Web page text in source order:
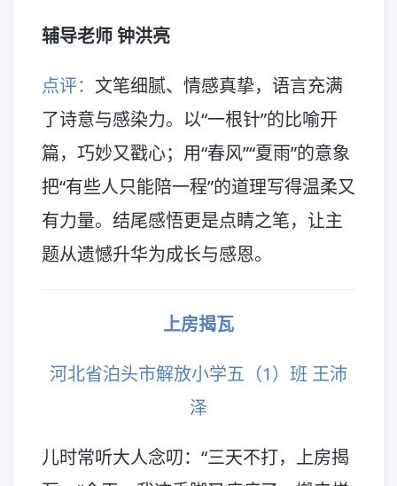
辅导老师 钟洪亮
点评： 文笔细腻、情感真挚，语言充满
了诗意与感染力。以“一根针”的比喻开
篇，巧妙又戳心；用“春风”“夏雨”的意象
把“有些人只能陪一程”的道理写得温柔又
有力量。结尾感悟更是点睛之笔，让主
题从遗憾升华为成长与感恩。
上房揭瓦
河北省泊头市解放小学五（1）班 王沛
泽
儿时常听大人念叨：“三天不打，上房揭